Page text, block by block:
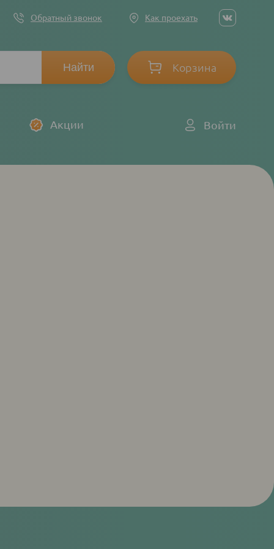
Обратный звонок Как проехать
Social
links
Корзина
Акции
LogВойти